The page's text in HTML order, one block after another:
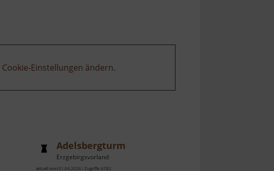
Cookie-Einstellungen ändern.
Adelsbergturm
Erzgebirgsvorland
aktuell vom 01.04.2026 / Zugriffe: 6782